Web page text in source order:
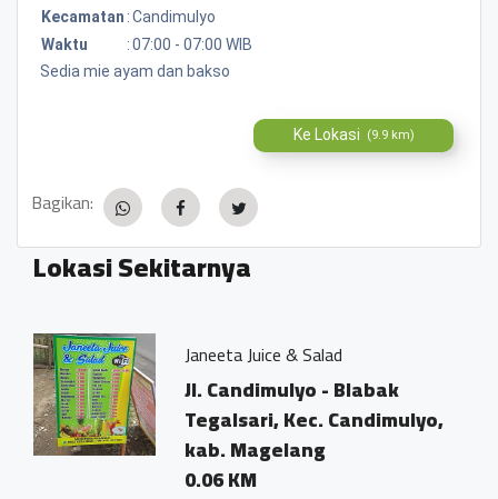
Kecamatan :Candimulyo
Waktu
:07:00 - 07:00 WIB
Sedia mie ayam dan bakso
Ke Lokasi (9.9 km)
Bagikan:
Lokasi Sekitarnya
Janeeta Juice & Salad
Jl. Candimulyo - Blabak
Tegalsari, Kec. Candimulyo,
kab. Magelang
0.06 KM